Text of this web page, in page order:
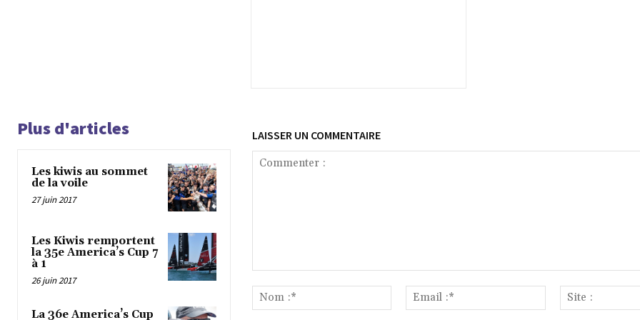
Plus d'articles
Les kiwis au sommet
de la voile
27 juin 2017
Les Kiwis remportent
la 35e America’s Cup 7
à 1
26 juin 2017
La 36e America’s Cup
LAISSER UN COMMENTAIRE
Nom
:*
Email
:*